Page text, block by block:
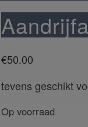
€50.00
tevens geschikt
Op voorraad